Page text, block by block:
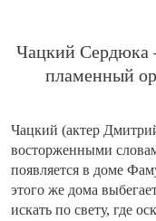
Чацкий Сердюка
пламенный
Чацкий (актер
восторженными
появляется в доме
этого же дома
искать по свету, где